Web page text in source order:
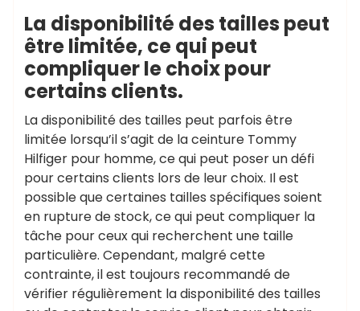
La disponibilité des tailles peut
être limitée, ce qui peut
compliquer le choix pour
certains clients.
La disponibilité des tailles peut parfois être
limitée lorsqu’il s’agit de la ceinture Tommy
Hilfiger pour homme, ce qui peut poser un défi
pour certains clients lors de leur choix. Il est
possible que certaines tailles spécifiques soient
en rupture de stock, ce qui peut compliquer la
tâche pour ceux qui recherchent une taille
particulière. Cependant, malgré cette
contrainte, il est toujours recommandé de
vérifier régulièrement la disponibilité des tailles